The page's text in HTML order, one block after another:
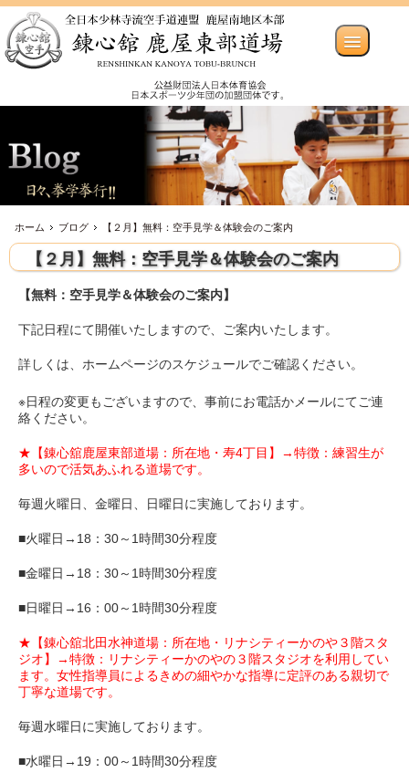
ホーム ブログ 【２月】無料：空手見学＆体験会のご案内
【２月】無料：空手見学＆体験会のご案内
【無料：空手見学＆体験会のご案内】
下記日程にて開催いたしますので、ご案内いたします。
詳しくは、ホームページのスケジュールでご確認ください。
※日程の変更もございますので、事前にお電話かメールにてご連
絡ください。
★【錬心舘鹿屋東部道場：所在地・寿4丁目】→特徴：練習生が
多いので活気あふれる道場です。
毎週火曜日、金曜日、日曜日に実施しております。
■火曜日→18：30～1時間30分程度
■金曜日→18：30～1時間30分程度
■日曜日→16：00～1時間30分程度
★【錬心舘北田水神道場：所在地・リナシティーかのや３階スタ
ジオ】→特徴：リナシティーかのやの３階スタジオを利用してい
ます。女性指導員によるきめの細やかな指導に定評のある親切で
丁寧な道場です。
毎週水曜日に実施しております。
■水曜日→19：00～1時間30分程度